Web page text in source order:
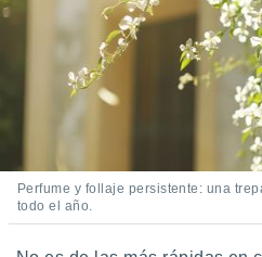
Perfume y follaje persistente: una
todo el año.